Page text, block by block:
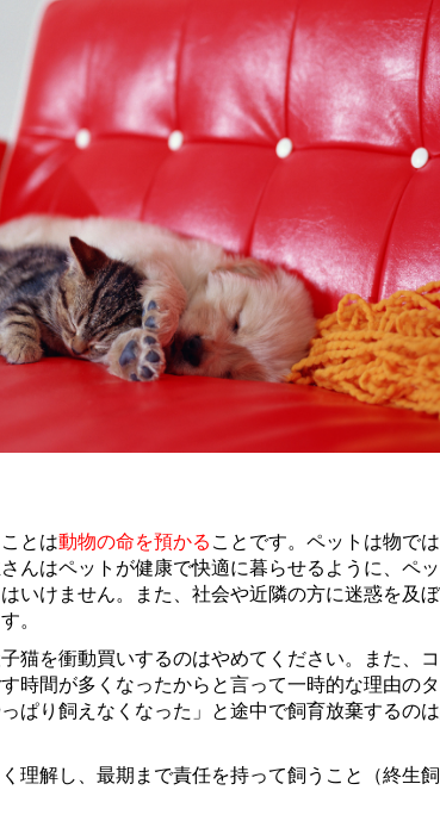
とは動物の命を預かる ことです。ペットは物で
んはペットが健康で快適に暮らせるように、ペ
いけません。また、社会や近隣の方に迷惑を及ぼ
。
猫を衝動買いするのはやめてください。また、
時間が多くなったからと言って一時的な理由のタ
ぱり飼えなくなった」と途中で飼育放棄するの
理解し、最期まで責任を持って飼うこと（終生飼